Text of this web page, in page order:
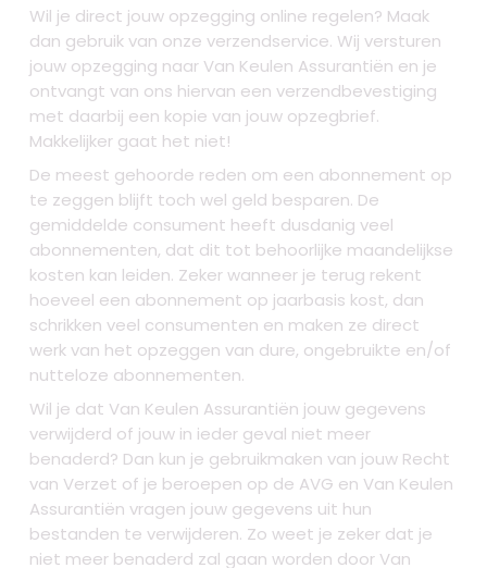
Wil je direct jouw opzegging online regelen? Maak
dan gebruik van onze verzendservice. Wij versturen
jouw opzegging naar Van Keulen Assurantiën en je
ontvangt van ons hiervan een verzendbevestiging
met daarbij een kopie van jouw opzegbrief.
Makkelijker gaat het niet!
De meest gehoorde reden om een abonnement op
te zeggen blijft toch wel geld besparen. De
gemiddelde consument heeft dusdanig veel
abonnementen, dat dit tot behoorlijke maandelijkse
kosten kan leiden. Zeker wanneer je terug rekent
hoeveel een abonnement op jaarbasis kost, dan
schrikken veel consumenten en maken ze direct
werk van het opzeggen van dure, ongebruikte en/of
nutteloze abonnementen.
Wil je dat Van Keulen Assurantiën jouw gegevens
verwijderd of jouw in ieder geval niet meer
benaderd? Dan kun je gebruikmaken van jouw Recht
van Verzet of je beroepen op de AVG en Van Keulen
Assurantiën vragen jouw gegevens uit hun
bestanden te verwijderen. Zo weet je zeker dat je
niet meer benaderd zal gaan worden door Van